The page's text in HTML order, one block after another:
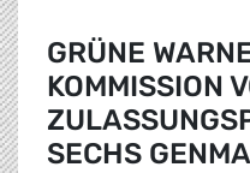
GRÜNE
KOMMISSION
SECHS